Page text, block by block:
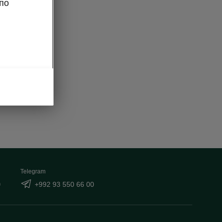
Telegram
+992 93 550 66 00